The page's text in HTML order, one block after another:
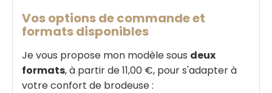
Vos options de commande et
formats disponibles
Je vous propose mon modèle sous deux
formats, à partir de 11,00 €, pour s'adapter à
votre confort de brodeuse :